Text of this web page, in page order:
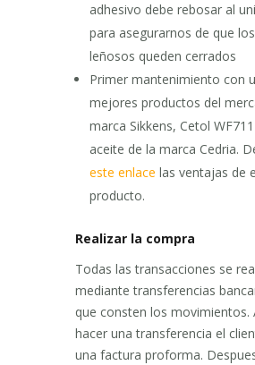
adhesivo debe rebosar al
para asegurarnos de que
leñosos queden cerrados
Primer mantenimiento con
mejores productos del
marca Sikkens, Cetol
aceite de la marca Cedria.
este enlace las ventajas de
producto.
Realizar la compra
Todas las transacciones se
mediante transferencias
que consten los movimientos.
hacer una transferencia el
una factura proforma.